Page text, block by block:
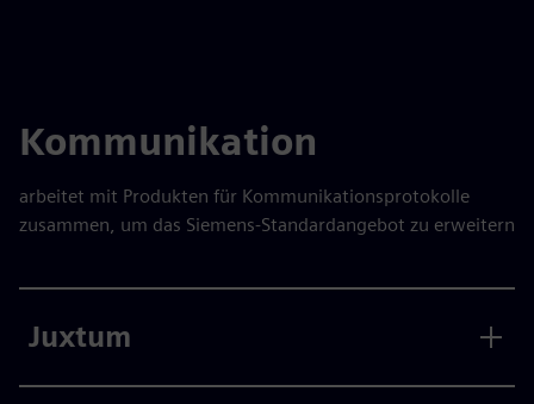
Kommunikation
arbeitet mit Produkten für Kommunikationsprotokolle
zusammen, um das Siemens-Standardangebot zu erweitern
Juxtum